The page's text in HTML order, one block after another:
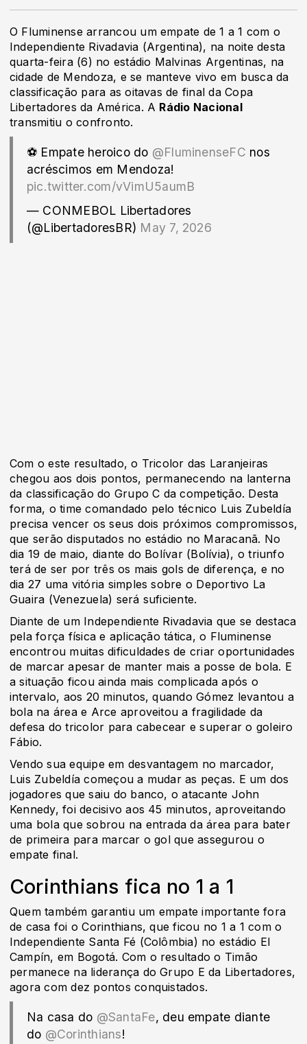
O Fluminense arrancou um empate de 1 a 1 com o
Independiente Rivadavia (Argentina), na noite desta
quarta-feira (6) no estádio Malvinas Argentinas, na
cidade de Mendoza, e se manteve vivo em busca da
classificação para as oitavas de final da Copa
Libertadores da América. A Rádio Nacional
transmitiu o confronto.
⚽ Empate heroico do @FluminenseFC nos
acréscimos em Mendoza!
pic.twitter.com/vVimU5aumB
— CONMEBOL Libertadores
(@LibertadoresBR) May 7, 2026
Com o este resultado, o Tricolor das Laranjeiras
chegou aos dois pontos, permanecendo na lanterna
da classificação do Grupo C da competição. Desta
forma, o time comandado pelo técnico Luis Zubeldía
precisa vencer os seus dois próximos compromissos,
que serão disputados no estádio no Maracanã. No
dia 19 de maio, diante do Bolívar (Bolívia), o triunfo
terá de ser por três os mais gols de diferença, e no
dia 27 uma vitória simples sobre o Deportivo La
Guaira (Venezuela) será suficiente.
Diante de um Independiente Rivadavia que se destaca
pela força física e aplicação tática, o Fluminense
encontrou muitas dificuldades de criar oportunidades
de marcar apesar de manter mais a posse de bola. E
a situação ficou ainda mais complicada após o
intervalo, aos 20 minutos, quando Gómez levantou a
bola na área e Arce aproveitou a fragilidade da
defesa do tricolor para cabecear e superar o goleiro
Fábio.
Vendo sua equipe em desvantagem no marcador,
Luis Zubeldía começou a mudar as peças. E um dos
jogadores que saiu do banco, o atacante John
Kennedy, foi decisivo aos 45 minutos, aproveitando
uma bola que sobrou na entrada da área para bater
de primeira para marcar o gol que assegurou o
empate final.
Corinthians fica no 1 a 1
Quem também garantiu um empate importante fora
de casa foi o Corinthians, que ficou no 1 a 1 com o
Independiente Santa Fé (Colômbia) no estádio El
Campín, em Bogotá. Com o resultado o Timão
permanece na liderança do Grupo E da Libertadores,
agora com dez pontos conquistados.
Na casa do @SantaFe, deu empate diante
do @Corinthians!